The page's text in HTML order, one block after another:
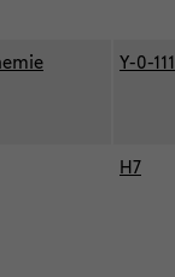
Y-0-111
H7